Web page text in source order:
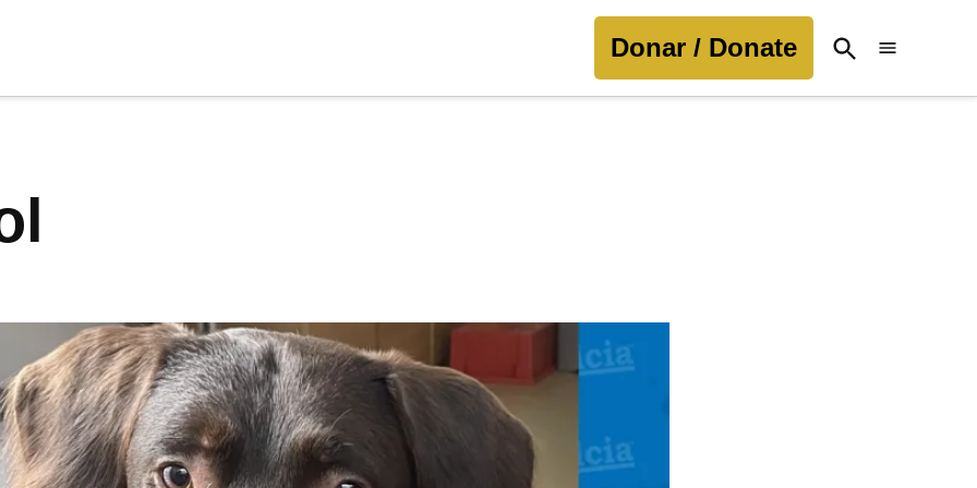
Donar / Donate
Open
Search